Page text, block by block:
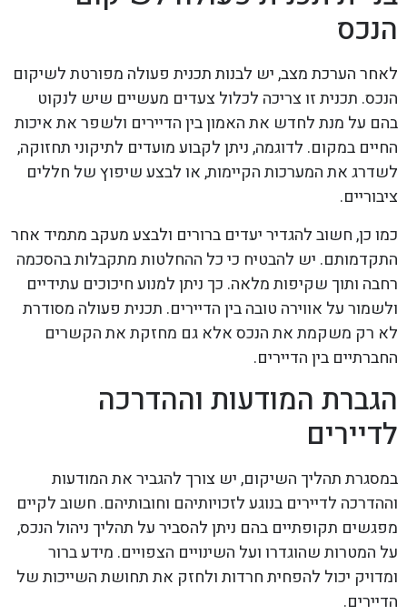
הנכס
לאחר הערכת מצב, יש לבנות תכנית פעולה מפורטת לשיקום
הנכס. תכנית זו צריכה לכלול צעדים מעשיים שיש לנקוט
בהם על מנת לחדש את האמון בין הדיירים ולשפר את איכות
החיים במקום. לדוגמה, ניתן לקבוע מועדים לתיקוני תחזוקה,
לשדרג את המערכות הקיימות, או לבצע שיפוץ של חללים
ציבוריים.
כמו כן, חשוב להגדיר יעדים ברורים ולבצע מעקב מתמיד אחר
התקדמותם. יש להבטיח כי כל ההחלטות מתקבלות בהסכמה
רחבה ותוך שקיפות מלאה. כך ניתן למנוע חיכוכים עתידיים
ולשמור על אווירה טובה בין הדיירים. תכנית פעולה מסודרת
לא רק משקמת את הנכס אלא גם מחזקת את הקשרים
החברתיים בין הדיירים.
הגברת המודעות וההדרכה
לדיירים
במסגרת תהליך השיקום, יש צורך להגביר את המודעות
וההדרכה לדיירים בנוגע לזכויותיהם וחובותיהם. חשוב לקיים
מפגשים תקופתיים בהם ניתן להסביר על תהליך ניהול הנכס,
על המטרות שהוגדרו ועל השינויים הצפויים. מידע ברור
ומדויק יכול להפחית חרדות ולחזק את תחושת השייכות של
הדיירים.